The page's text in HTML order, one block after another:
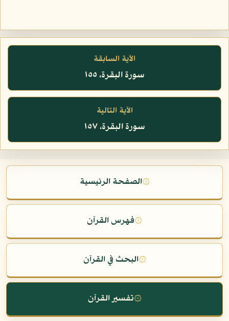
الآية السابقة
سورة البقرة، ١٥٥
الآية التالية
سورة البقرة، ١٥٧
۞الصفحة الرئيسية
۞فهرس القرآن
۞البحث في القرآن
۞تفسير القرآن